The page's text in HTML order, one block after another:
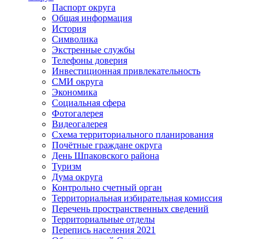
Паспорт округа
Общая информация
История
Символика
Экстренные службы
Телефоны доверия
Инвестиционная привлекательность
СМИ округа
Экономика
Социальная сфера
Фотогалерея
Видеогалерея
Схема территориального планирования
Почётные граждане округа
День Шпаковского района
Туризм
Дума округа
Контрольно счетный орган
Территориальная избирательная комиссия
Перечень пространственных сведений
Территориальные отделы
Перепись населения 2021